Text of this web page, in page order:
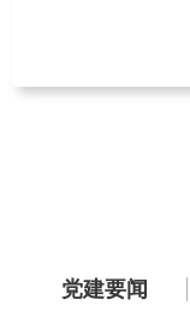
党建要闻